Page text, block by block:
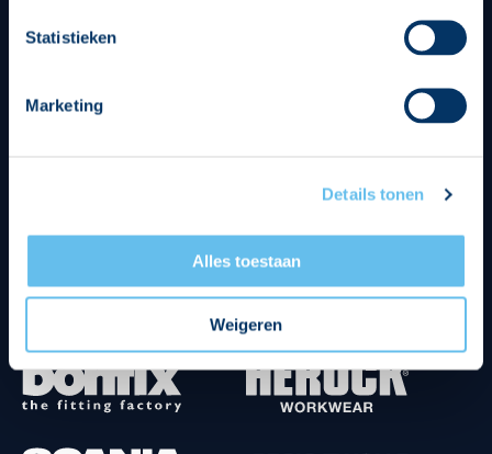
Statistieken
Marketing
Details tonen
Alles toestaan
Weigeren